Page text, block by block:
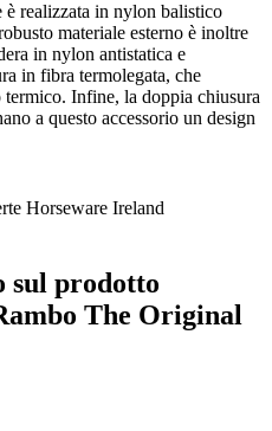
è realizzata in nylon balistico
materiale esterno è inoltre
in nylon antistatica e
in fibra termolegata, che
Infine, la doppia chiusura
a questo accessorio un design
Horseware Ireland
sul prodotto
The Original